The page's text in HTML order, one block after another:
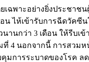
ฉพาะอย่างยิ่งประชาช
ไห้เข้ารับการฉีดวัคซี
นกว่า 3 เดือน ให้รีบเ
ที่ 4 นอกจากนี้ การสวม
การระบาดของโรค ล